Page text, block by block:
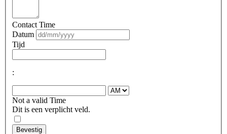
Contact Time
Datum
Tijd
:
Not a valid Time
Dit is een verplicht veld.
Bevestig